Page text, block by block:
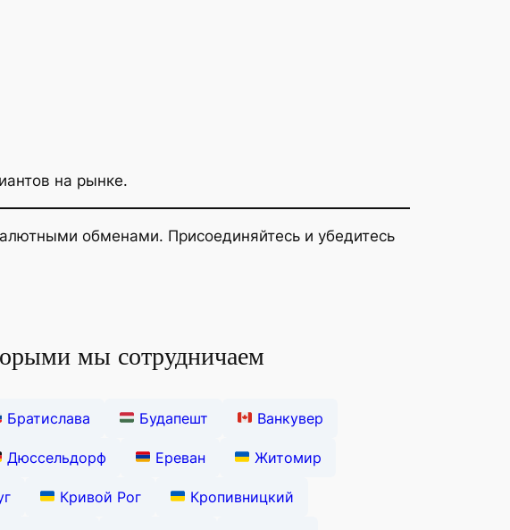
на рынке.
обменами. Присоединяйтесь и убедитесь
мы сотрудничаем
Братислава Будапешт Ванкувер
Дюссельдорф Ереван Житомир
Кривой Рог Кропивницкий